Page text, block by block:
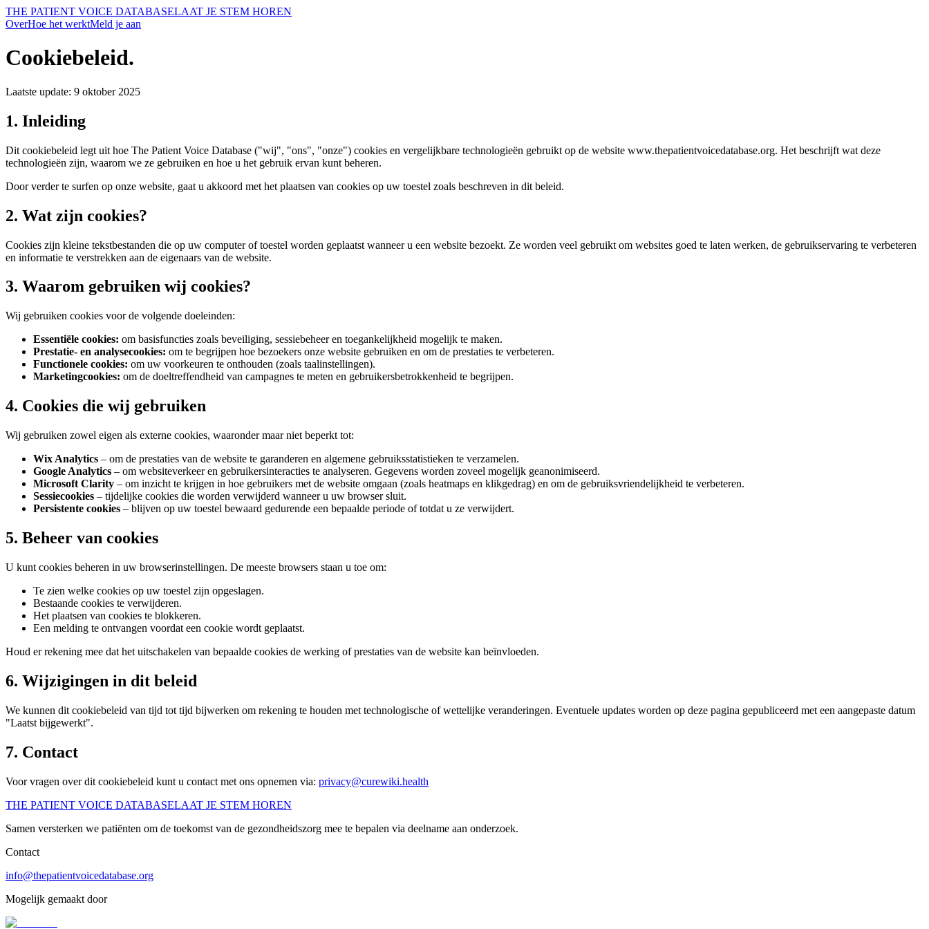
THE PATIENT VOICE DATABASELAAT JE STEM HOREN
OverHoe het werktMeld je aan
Cookiebeleid.
Laatste update: 9 oktober 2025
1. Inleiding
Dit cookiebeleid legt uit hoe The Patient Voice Database ("wij", "ons", "onze") cookies en vergelijkbare technologieën gebruikt op de website www.thepatientvoicedatabase.org. Het beschrijft wat deze
technologieën zijn, waarom we ze gebruiken en hoe u het gebruik ervan kunt beheren.
Door verder te surfen op onze website, gaat u akkoord met het plaatsen van cookies op uw toestel zoals beschreven in dit beleid.
2. Wat zijn cookies?
Cookies zijn kleine tekstbestanden die op uw computer of toestel worden geplaatst wanneer u een website bezoekt. Ze worden veel gebruikt om websites goed te laten werken, de gebruikservaring te verbeteren
en informatie te verstrekken aan de eigenaars van de website.
3. Waarom gebruiken wij cookies?
Wij gebruiken cookies voor de volgende doeleinden:
Essentiële cookies: om basisfuncties zoals beveiliging, sessiebeheer en toegankelijkheid mogelijk te maken.
Prestatie- en analysecookies: om te begrijpen hoe bezoekers onze website gebruiken en om de prestaties te verbeteren.
Functionele cookies: om uw voorkeuren te onthouden (zoals taalinstellingen).
Marketingcookies: om de doeltreffendheid van campagnes te meten en gebruikersbetrokkenheid te begrijpen.
4. Cookies die wij gebruiken
Wij gebruiken zowel eigen als externe cookies, waaronder maar niet beperkt tot:
Wix Analytics – om de prestaties van de website te garanderen en algemene gebruiksstatistieken te verzamelen.
Google Analytics – om websiteverkeer en gebruikersinteracties te analyseren. Gegevens worden zoveel mogelijk geanonimiseerd.
Microsoft Clarity – om inzicht te krijgen in hoe gebruikers met de website omgaan (zoals heatmaps en klikgedrag) en om de gebruiksvriendelijkheid te verbeteren.
Sessiecookies – tijdelijke cookies die worden verwijderd wanneer u uw browser sluit.
Persistente cookies – blijven op uw toestel bewaard gedurende een bepaalde periode of totdat u ze verwijdert.
5. Beheer van cookies
U kunt cookies beheren in uw browserinstellingen. De meeste browsers staan u toe om:
Te zien welke cookies op uw toestel zijn opgeslagen.
Bestaande cookies te verwijderen.
Het plaatsen van cookies te blokkeren.
Een melding te ontvangen voordat een cookie wordt geplaatst.
Houd er rekening mee dat het uitschakelen van bepaalde cookies de werking of prestaties van de website kan beïnvloeden.
6. Wijzigingen in dit beleid
We kunnen dit cookiebeleid van tijd tot tijd bijwerken om rekening te houden met technologische of wettelijke veranderingen. Eventuele updates worden op deze pagina gepubliceerd met een aangepaste datum
"Laatst bijgewerkt".
7. Contact
Voor vragen over dit cookiebeleid kunt u contact met ons opnemen via: privacy@curewiki.health
THE PATIENT VOICE DATABASELAAT JE STEM HOREN
Samen versterken we patiënten om de toekomst van de gezondheidszorg mee te bepalen via deelname aan onderzoek.
Contact
info@thepatientvoicedatabase.org
Mogelijk gemaakt door